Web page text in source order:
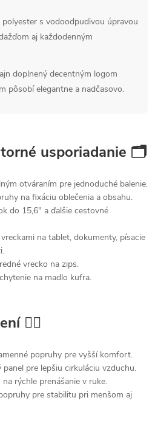
polyester s vodoodpudivou úpravou
aj každodenným
doplnený decentným logom
pôsobí elegantne a nadčasovo.
usporiadanie 🗂
otváraním pre jednoduché balenie.
na fixáciu oblečenia a obsahu.
do 15,6" a ďalšie cestovné
na tablet, dokumenty, písacie
vrecko na zips.
na madlo kufra.
🚶‍♂️
popruhy pre vyšší komfort.
pre lepšiu cirkuláciu vzduchu.
rýchle prenášanie v ruke.
pre stabilitu pri menšom aj